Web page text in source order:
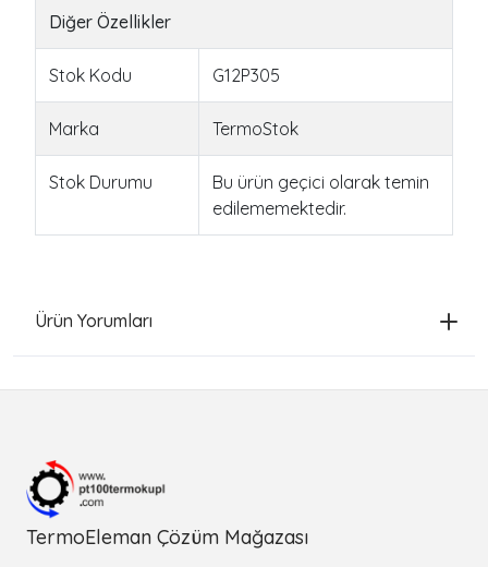
Diğer Özellikler
Stok Kodu G12P305
Marka TermoStok
Stok Durumu
Bu ürün geçici olarak temin
edilememektedir.
Ürün Yorumları
TermoEleman Çözüm Mağazası